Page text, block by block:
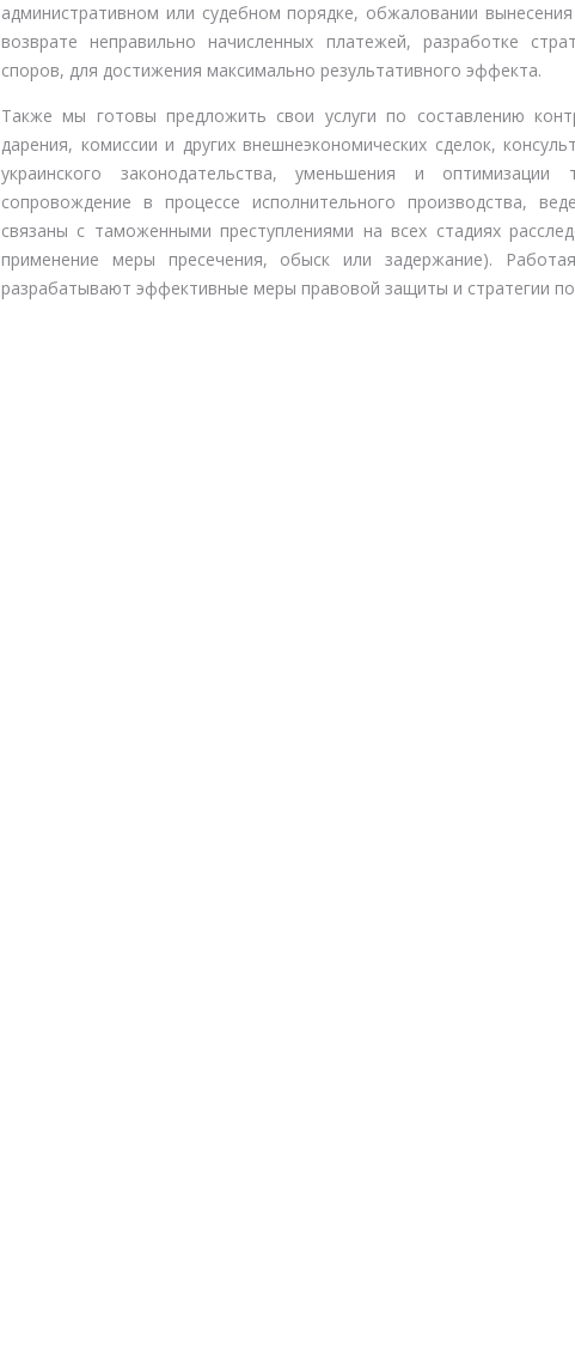
административном или судебном порядке, обжаловании
возврате неправильно начисленных платежей, разработке
споров, для достижения максимально результативного эффекта.
Также мы готовы предложить свои услуги по составлению
дарения, комиссии и других внешнеэкономических сделок,
украинского законодательства, уменьшения и
сопровождение в процессе исполнительного производства,
связаны с таможенными преступлениями на всех стадиях
применение меры пресечения, обыск или задержание).
разрабатывают эффективные меры правовой защиты и стратегии